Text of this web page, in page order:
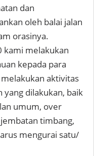
dan
oleh balai jalan
orasinya.
kami melakukan
kepada para
aktivitas
yang dilakukan, baik
umum, over
timbang,
mengurai satu/